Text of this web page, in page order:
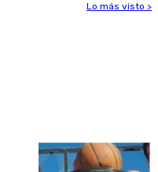
Lo más visto >